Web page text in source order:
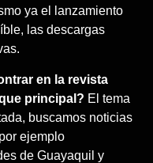
ya el lanzamiento
las descargas
en la revista
principal? El tema
buscamos noticias
ejemplo
de Guayaquil y